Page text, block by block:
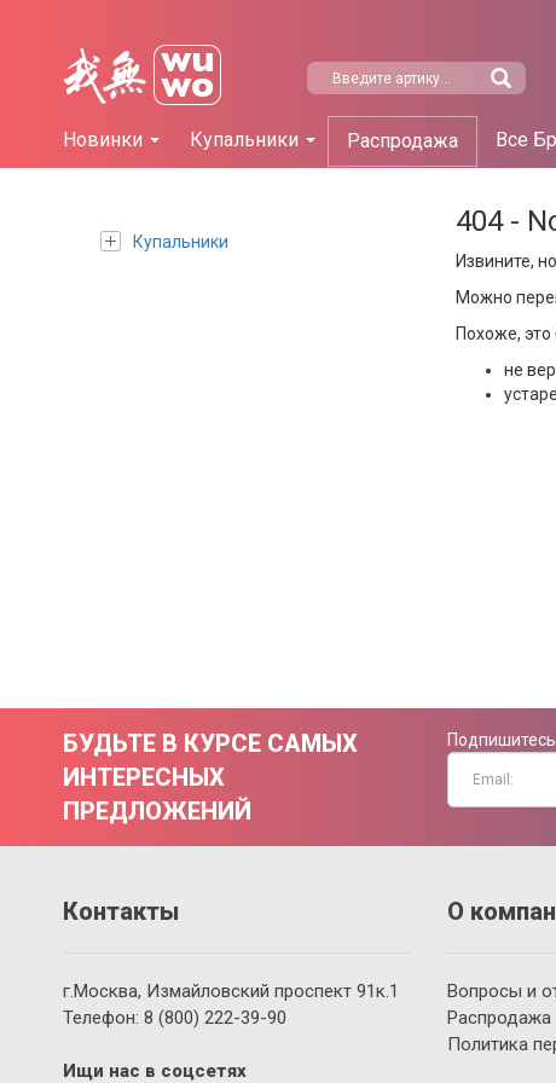
Новинки Купальники Распродажа Все
Купальники
404 -
Извините,
Можно
Похоже,
не
БУДЬТЕ В КУРСЕ САМЫХ
ИНТЕРЕСНЫХ
ПРЕДЛОЖЕНИЙ
Контакты
г.Москва, Измайловский проспект 91к.1
Телефон: 8 (800) 222-39-90
Ищи нас в соцсетях
О
Вопросы и
Распродажа
Политика